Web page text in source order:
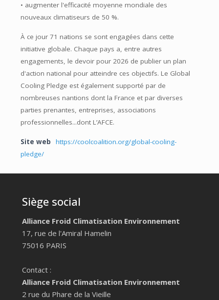
• augmenter l'efficacité moyenne mondiale des
nouveaux climatiseurs de 50 %.
À ce jour 71 nations se sont engagées dans cette
initiative globale. Chaque pays a, entre autres
engagements, le devoir pour 2026 de publier un plan
d'action national pour atteindre ces objectifs. Le Global
Cooling Pledge est également supporté par de
nombreuses nantions dont la France et par diverses
parties prenantes, entreprises, associations
professionnelles...dont L’AFCE.
Site web
https://coolcoalition.org/global-cooling-
pledge/
Siège social
Alliance Froid Climatisation Environnement
17, rue de l'Amiral Hamelin
75016 PARIS
Contact :
Alliance Froid Climatisation Environnement
2 rue du Phare de la Vieille